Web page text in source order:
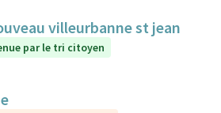
villeurbanne st jean
par le tri citoyen